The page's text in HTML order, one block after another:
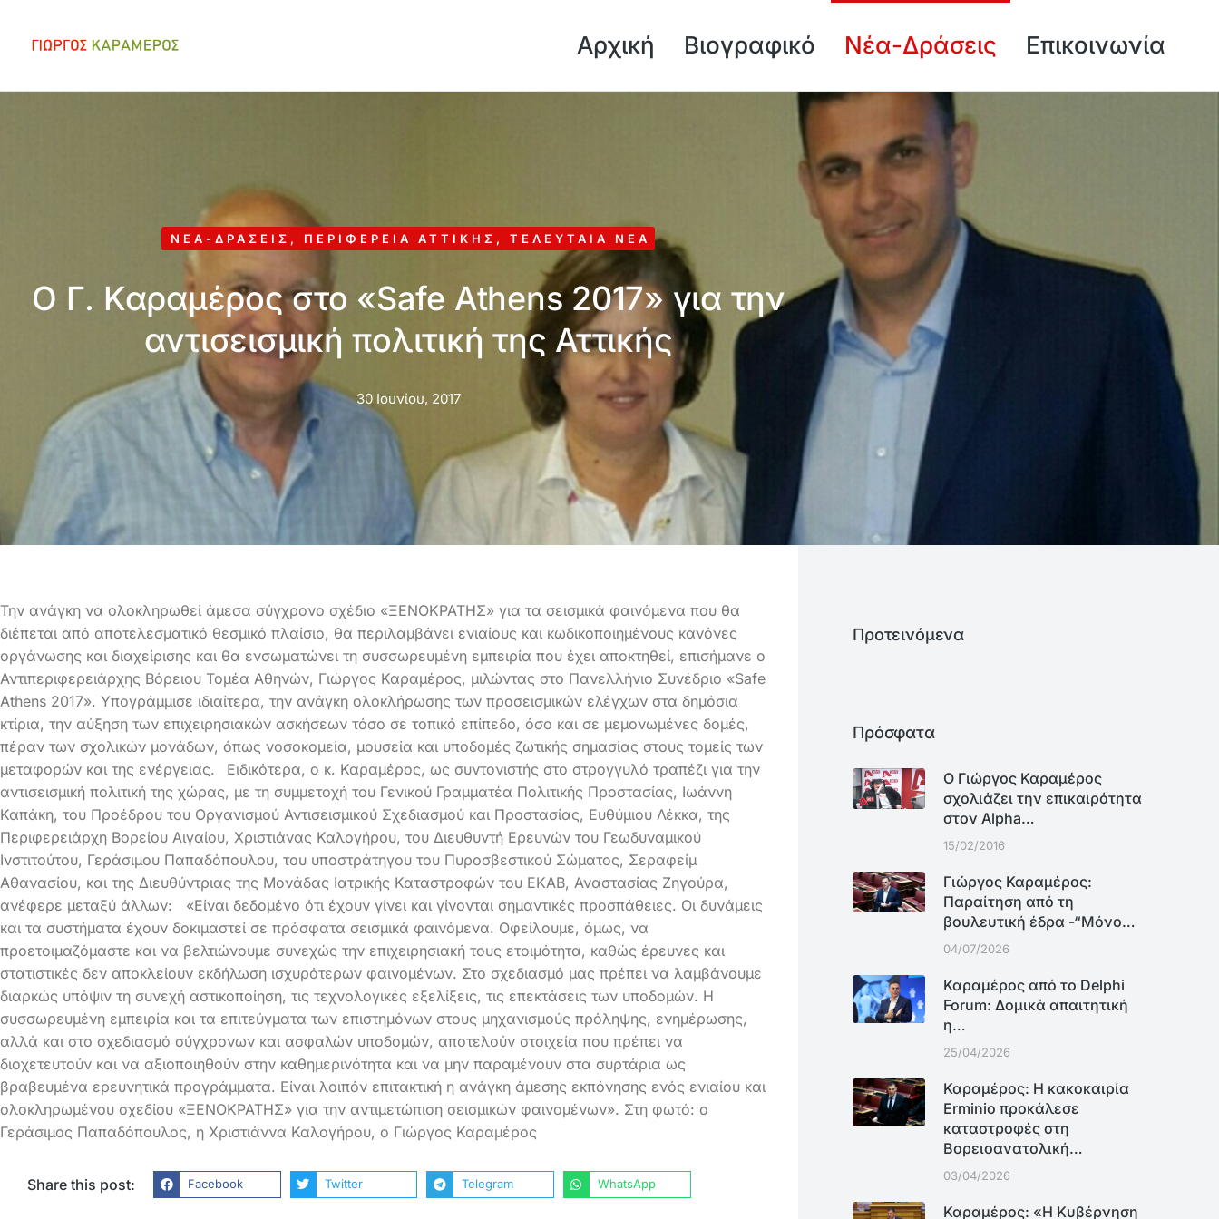
Αρχική Βιογραφικό Νέα-Δράσεις Επικοινωνία
ΝΈΑ-ΔΡΆΣΕΙΣ , ΠΕΡΙΦΈΡΕΙΑ ΑΤΤΙΚΉΣ , ΤΕΛΕΥΤΑΊΑ ΝΈΑ
Ο Γ. Καραμέρος στο «Safe Athens 2017» για την
αντισεισμική πολιτική της Αττικής
30 Ιουνίου, 2017
Την ανάγκη να ολοκληρωθεί άμεσα σύγχρονο σχέδιο «ΞΕΝΟΚΡΑΤΗΣ» για τα σεισμικά φαινόμενα που θα
διέπεται από αποτελεσματικό θεσμικό πλαίσιο, θα περιλαμβάνει ενιαίους και κωδικοποιημένους κανόνες
οργάνωσης και διαχείρισης και θα ενσωματώνει τη συσσωρευμένη εμπειρία που έχει αποκτηθεί, επισήμανε ο
Αντιπεριφερειάρχης Βόρειου Τομέα Αθηνών, Γιώργος Καραμέρος, μιλώντας στο Πανελλήνιο Συνέδριο «Safe
Athens 2017». Υπογράμμισε ιδιαίτερα, την ανάγκη ολοκλήρωσης των προσεισμικών ελέγχων στα δημόσια
κτίρια, την αύξηση των επιχειρησιακών ασκήσεων τόσο σε τοπικό επίπεδο, όσο και σε μεμονωμένες δομές,
πέραν των σχολικών μονάδων, όπως νοσοκομεία, μουσεία και υποδομές ζωτικής σημασίας στους τομείς των
μεταφορών και της ενέργειας.
Ειδικότερα, ο κ. Καραμέρος, ως συντονιστής στο στρογγυλό τραπέζι για την
αντισεισμική πολιτική της χώρας, με τη συμμετοχή του Γενικού Γραμματέα Πολιτικής Προστασίας, Ιωάννη
Καπάκη, του Προέδρου του Οργανισμού Αντισεισμικού Σχεδιασμού και Προστασίας, Ευθύμιου Λέκκα, της
Περιφερειάρχη Βορείου Αιγαίου, Χριστιάνας Καλογήρου, του Διευθυντή Ερευνών του Γεωδυναμικού
Ινστιτούτου, Γεράσιμου Παπαδόπουλου, του υποστράτηγου του Πυροσβεστικού Σώματος, Σεραφείμ
Αθανασίου, και της Διευθύντριας της Μονάδας Ιατρικής Καταστροφών του ΕΚΑΒ, Αναστασίας Ζηγούρα,
ανέφερε μεταξύ άλλων: «Είναι δεδομένο ότι έχουν γίνει και γίνονται σημαντικές προσπάθειες. Οι δυνάμεις
και τα συστήματα έχουν δοκιμαστεί σε πρόσφατα σεισμικά φαινόμενα. Οφείλουμε, όμως, να
προετοιμαζόμαστε και να βελτιώνουμε συνεχώς την επιχειρησιακή τους ετοιμότητα, καθώς έρευνες και
στατιστικές δεν αποκλείουν εκδήλωση ισχυρότερων φαινομένων. Στο σχεδιασμό μας πρέπει να λαμβάνουμε
διαρκώς υπόψιν τη συνεχή αστικοποίηση, τις τεχνολογικές εξελίξεις, τις επεκτάσεις των υποδομών. Η
συσσωρευμένη εμπειρία και τα επιτεύγματα των επιστημόνων στους μηχανισμούς πρόληψης, ενημέρωσης,
αλλά και στο σχεδιασμό σύγχρονων και ασφαλών υποδομών, αποτελούν στοιχεία που πρέπει να
διοχετευτούν και να αξιοποιηθούν στην καθημερινότητα και να μην παραμένουν στα συρτάρια ως
βραβευμένα ερευνητικά προγράμματα. Είναι λοιπόν επιτακτική η ανάγκη άμεσης εκπόνησης ενός ενιαίου και
ολοκληρωμένου σχεδίου «ΞΕΝΟΚΡΑΤΗΣ» για την αντιμετώπιση σεισμικών φαινομένων». Στη φωτό: ο
Γεράσιμος Παπαδόπουλος, η Χριστιάννα Καλογήρου, ο Γιώργος Καραμέρος
Share this post: Facebook Twitter Telegram WhatsApp
Προτεινόμενα
Πρόσφατα
Ο Γιώργος Καραμέρος
σχολιάζει την επικαιρότητα
στον Alpha…
15/02/2016
Γιώργος Καραμέρος:
Παραίτηση από τη
βουλευτική έδρα -“Μόνο…
04/07/2026
Καραμέρος από το Delphi
Forum: Δομικά απαιτητική
η…
25/04/2026
Καραμέρος: Η κακοκαιρία
Erminio προκάλεσε
καταστροφές στη
Βορειοανατολική…
03/04/2026
Καραμέρος: «Η Κυβέρνηση